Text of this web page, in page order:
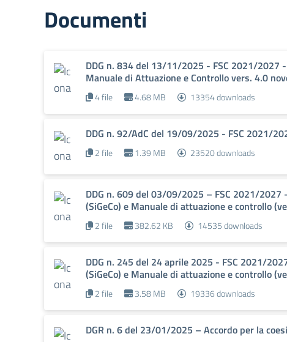
Documenti
DDG n. 834 del 13/11/2025 - FSC 2021/2027
Manuale di Attuazione e Controllo vers. 4.0
4 file 4.68 MB 13354 downloads
DDG n. 92/AdC del 19/09/2025 - FSC 2021/
2 file 1.39 MB 23520 downloads
DDG n. 609 del 03/09/2025 – FSC 2021/2027
(SiGeCo) e Manuale di attuazione e controllo
2 file 382.62 KB 14535 downloads
DDG n. 245 del 24 aprile 2025 - FSC 2021/
(SiGeCo) e Manuale di attuazione e controllo
2 file 3.58 MB 19336 downloads
DGR n. 6 del 23/01/2025 – Accordo per la